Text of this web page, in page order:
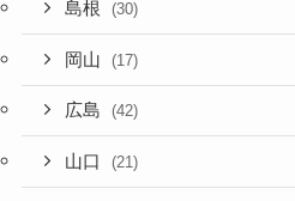
島根 (30)
岡山 (17)
広島 (42)
山口 (21)